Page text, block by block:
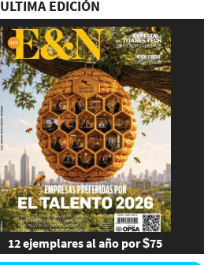
ULTIMA EDICIÓN
12 ejemplares al año por $75